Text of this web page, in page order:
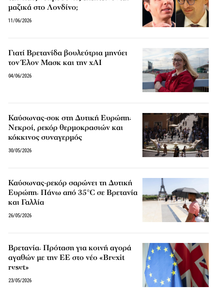
μαζικά στο Λονδίνο;
11/06/2026
Γιατί Βρετανίδα βουλεύτρια μηνύει
τον Έλον Μασκ και την xAI
04/06/2026
Καύσωνας-σοκ στη Δυτική Ευρώπη:
Νεκροί, ρεκόρ θερμοκρασιών και
κόκκινος συναγερμός
30/05/2026
Καύσωνας-ρεκόρ σαρώνει τη Δυτική
Ευρώπη: Πάνω από 35°C σε Βρετανία
και Γαλλία
26/05/2026
Βρετανία: Πρόταση για κοινή αγορά
αγαθών με την ΕΕ στο νέο «Brexit
reset»
23/05/2026